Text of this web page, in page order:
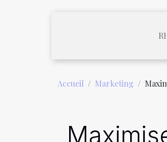
Accueil Marketing